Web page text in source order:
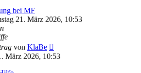
bei MF
21. März 2026, 10:53
von KlaBe
März 2026, 10:53